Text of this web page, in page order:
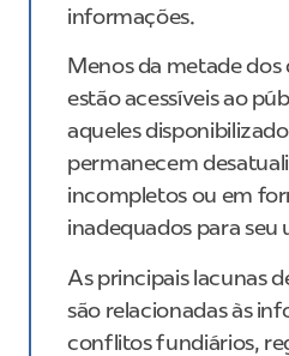
informações.
Menos da metade dos
estão acessíveis ao
aqueles
permanecem
incompletos ou em
inadequados para seu
As principais lacunas
são relacionadas às
conflitos fundiários,